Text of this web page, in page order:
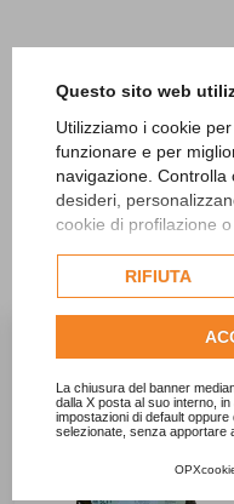
Questo sito web
Utilizziamo i cookie
funzionare e per
navigazione.
desideri,
cookie di profilazione
dell'utente e, se
per personalizzare gli
informazioni su come
politica
Consulta
RIFIUTA
La chiusura del banner
dalla X posta al suo interno,
impostazioni di default
selezionate, senza apportare
SCOPRI
